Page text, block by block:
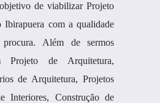
de viabilizar Projeto
Ibirapuera com a qualidade
Além de sermos
Projeto de Arquitetura,
de Arquitetura, Projetos
Interiores, Construção de